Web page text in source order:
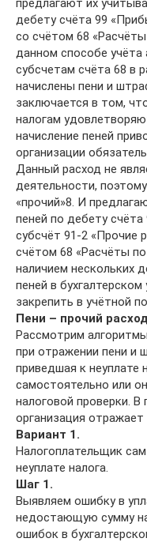
предлагают их
дебету счёта 99
со счётом 68
данном способе учёта
субсчетам счёта 68 в
начислены пени и
заключается в том,
налогам
начисление пеней
организации
Данный расход не
деятельности,
«прочий»8. И
пеней по дебету
субсчёт 91-2 «Прочие
счётом 68 «Расчёты
наличием нескольких
пеней в
закрепить в учётной
Пени – прочий расход
Рассмотрим
при отражении пени и
приведшая к неуплате
самостоятельно или
налоговой проверки.
организация отражает
Вариант 1.
Налогоплательщик
неуплате налога.
Шаг 1.
Выявляем ошибку в
недостающую сумму
ошибок в